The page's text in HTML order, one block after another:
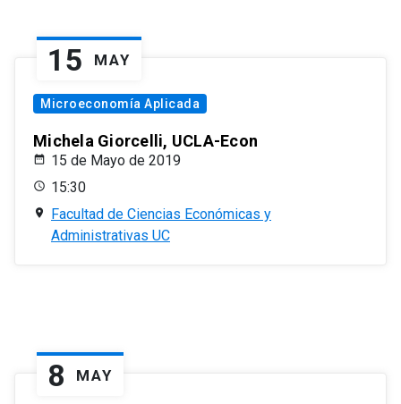
15 MAY
Microeconomía Aplicada
Michela Giorcelli, UCLA-Econ
15 de Mayo de 2019
15:30
Facultad de Ciencias Económicas y
Administrativas UC
8 MAY